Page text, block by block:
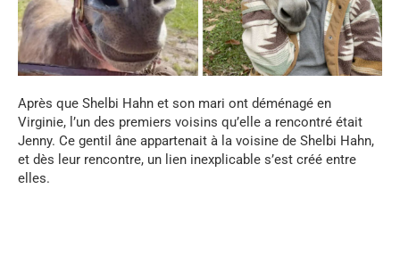
Après que Shelbi Hahn et son mari ont déménagé en
Virginie, l’un des premiers voisins qu’elle a rencontré était
Jenny. Ce gentil âne appartenait à la voisine de Shelbi Hahn,
et dès leur rencontre, un lien inexplicable s’est créé entre
elles.